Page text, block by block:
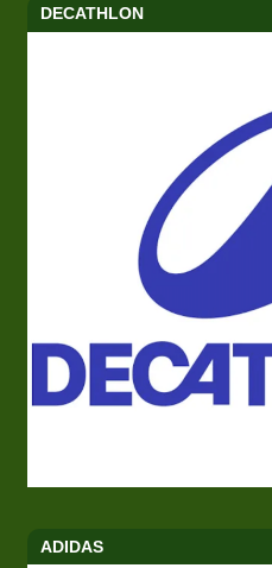
DECATHLON
ADIDAS